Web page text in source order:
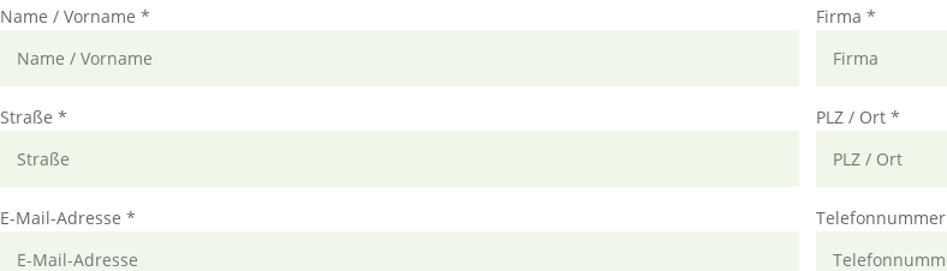
Name / Vorname *
Firma *
Straße * PLZ / Ort *
E-Mail-Adresse * Telefonnummer